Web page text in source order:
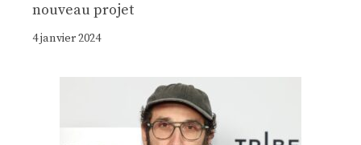
nouveau projet
4 janvier 2024